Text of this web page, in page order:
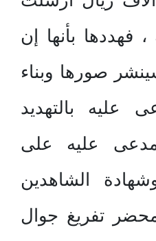
، فهددها بأنها إن
صورها وبناء
عليه بالتهديد
عليه على
الشاهدين
تفريغ جوال